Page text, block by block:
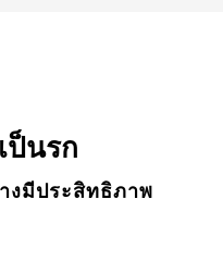
ป็นรก
งมีประสิทธิภาพ